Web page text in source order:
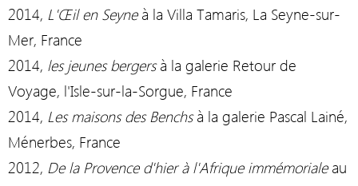
2014, L'Œil en Seyne à la Villa Tamaris, La Seyne-sur-
Mer, France
2014, les jeunes bergers à la galerie Retour de
Voyage, l'Isle-sur-la-Sorgue, France
2014, Les maisons des Benchs à la galerie Pascal Lainé,
Ménerbes, France
2012, De la Provence d'hier à l'Afrique immémoriale au